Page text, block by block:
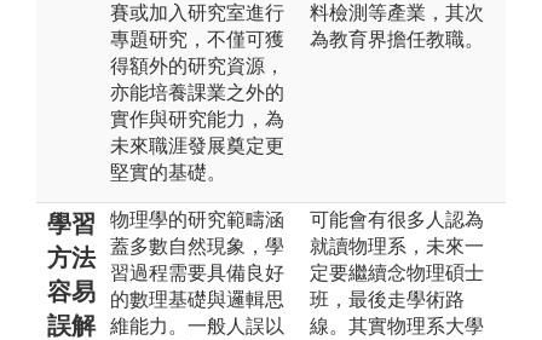
賽或加入研究室進行
專題研究，不僅可獲
得額外的研究資源，
亦能培養課業之外的
實作與研究能力，為
未來職涯發展奠定更
堅實的基礎。
料檢測等產業，其次
為教育界擔任教職。
學習
方法
容易
誤解
物理學的研究範疇涵
蓋多數自然現象，學
習過程需要具備良好
的數理基礎與邏輯思
維能力。一般人誤以
可能會有很多人認為
就讀物理系，未來一
定要繼續念物理碩士
班，最後走學術路
線。其實物理系大學